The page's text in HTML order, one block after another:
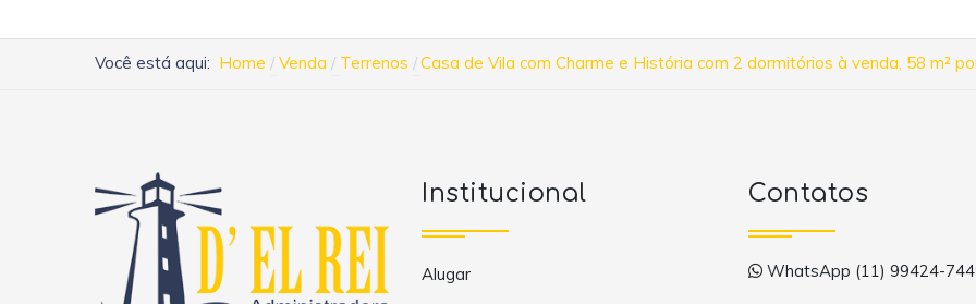
Você está aqui: Home Venda Terrenos Casa de Vila com Charme e História com 2 dormitórios à venda, 58 m²
Institucional
Alugar
Contatos
WhatsApp (11) 99424-